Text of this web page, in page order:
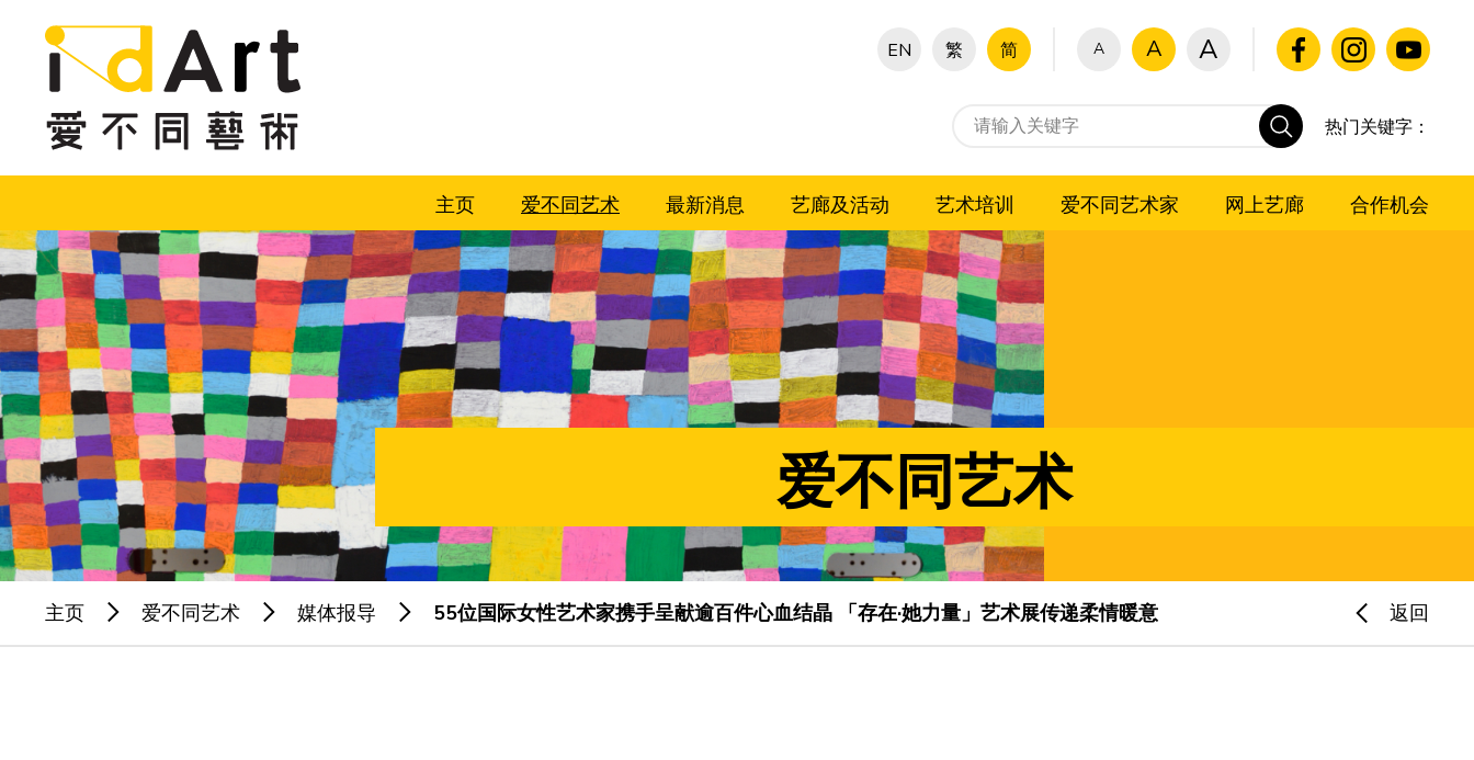
跳到内容（按回车键）
EN 繁 简 A A A
热门关键字：
主页 爱不同艺术 最新消息 艺廊及活动 艺术培训 爱不同艺术家 网上艺廊 合作机会
爱不同艺术
主页 爱不同艺术 媒体报导 55位国际女性艺术家携手呈献逾百件心血结晶 「存在·她力量」艺术展传递柔情暖意 返回